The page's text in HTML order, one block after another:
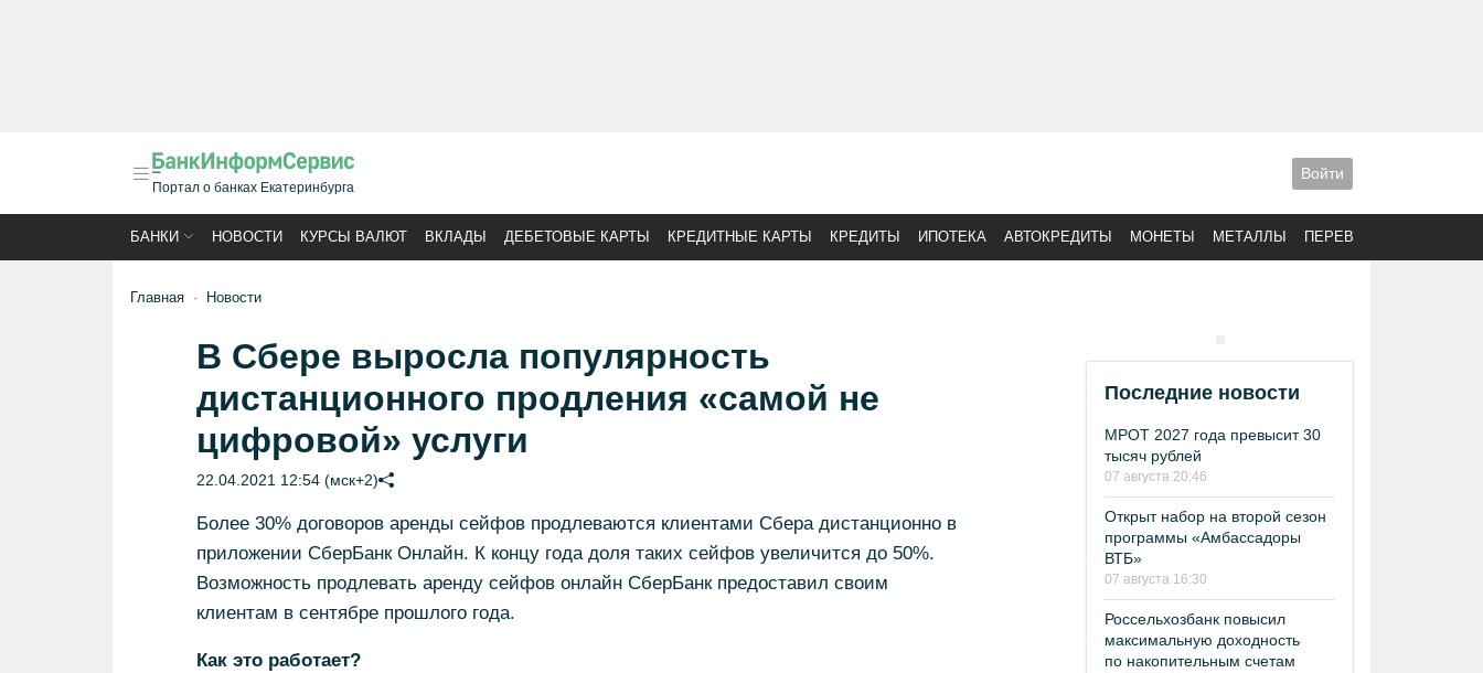
Портал о банках Екатеринбурга
Войти
БАНКИ НОВОСТИ КУРСЫ ВАЛЮТ ВКЛАДЫ ДЕБЕТОВЫЕ КАРТЫ КРЕДИТНЫЕ КАРТЫ КРЕДИТЫ ИПОТЕКА АВТОКРЕДИТЫ МОНЕТЫ МЕТАЛЛЫ ПЕРЕВОДЫ
Главная Новости
В Сбере выросла популярность
дистанционного продления «самой не
цифровой» услуги
22.04.2021 12:54 (мск+2)
Более 30% договоров аренды сейфов продлеваются клиентами Сбера дистанционно в
приложении СберБанк Онлайн. К концу года доля таких сейфов увеличится до 50%.
Возможность продлевать аренду сейфов онлайн СберБанк предоставил своим
клиентам в сентябре прошлого года.
Как это работает?
Последние новости
МРОТ 2027 года превысит 30
тысяч рублей
07 августа 20:46
Открыт набор на второй сезон
программы «Амбассадоры
ВТБ»
07 августа 16:30
Россельхозбанк повысил
максимальную доходность
по накопительным счетам